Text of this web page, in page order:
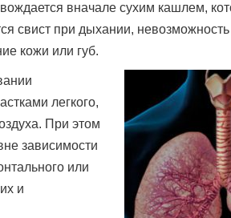
вначале сухим кашлем,
свист при дыхании,
кожи или губ.
легкого,
При этом
зависимости
или
и